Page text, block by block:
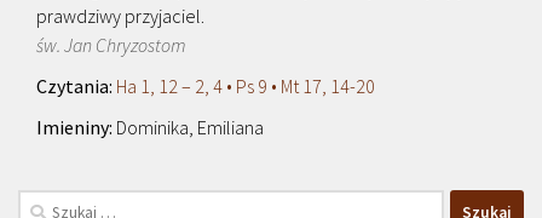
prawdziwy przyjaciel.
św. Jan Chryzostom
Ha 1, 12 – 2, 4 • Ps 9 • Mt 17, 14-20
Dominika, Emiliana
Szukaj: